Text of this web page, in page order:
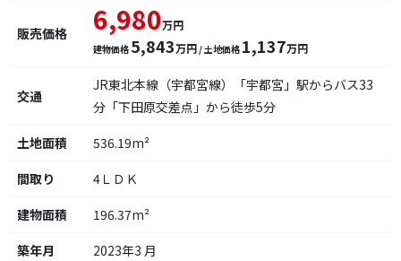
販売価格 6,980万円
建物価格 5,843万円/ 土地価格 1,137万円
交通
JR東北本線（宇都宮線）「宇都宮」駅からバス33
分「下田原交差点」から徒歩5分
土地面積
536.19m²
間取り
4ＬＤＫ
建物面積
196.37m²
築年月
2023年3 月